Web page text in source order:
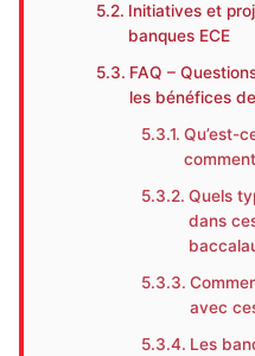
Initiatives et
banques ECE
FAQ –
les bénéfices
Qu’est-
Quels
dans
avec
Les